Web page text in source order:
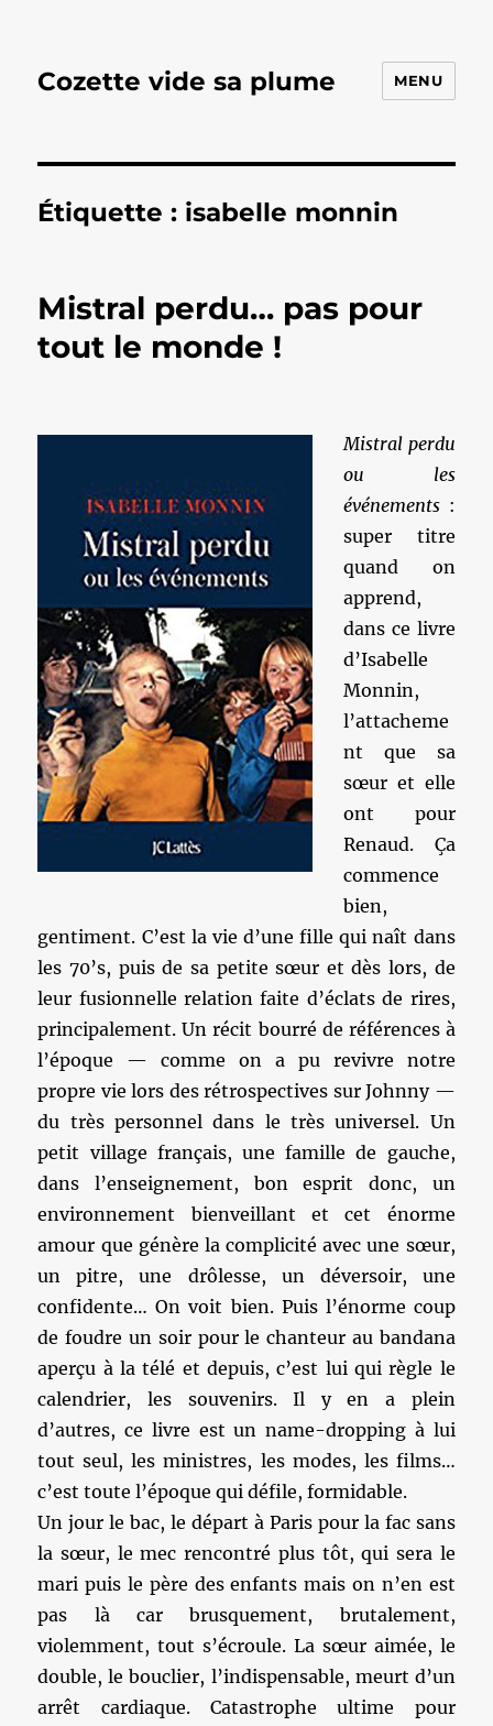
Cozette vide sa plume MENU
Étiquette : isabelle monnin
Mistral perdu… pas pour
tout le monde !
Mistral perdu
ou les
événements :
super titre
quand on
apprend,
dans ce livre
d’Isabelle
Monnin,
l’attacheme
nt que sa
sœur et elle
ont pour
Renaud. Ça
commence
bien,
gentiment. C’est la vie d’une fille qui naît dans
les 70’s, puis de sa petite sœur et dès lors, de
leur fusionnelle relation faite d’éclats de rires,
principalement. Un récit bourré de références à
l’époque — comme on a pu revivre notre
propre vie lors des rétrospectives sur Johnny —
du très personnel dans le très universel. Un
petit village français, une famille de gauche,
dans l’enseignement, bon esprit donc, un
environnement bienveillant et cet énorme
amour que génère la complicité avec une sœur,
un pitre, une drôlesse, un déversoir, une
confidente… On voit bien. Puis l’énorme coup
de foudre un soir pour le chanteur au bandana
aperçu à la télé et depuis, c’est lui qui règle le
calendrier, les souvenirs. Il y en a plein
d’autres, ce livre est un name-dropping à lui
tout seul, les ministres, les modes, les films…
c’est toute l’époque qui défile, formidable.
Un jour le bac, le départ à Paris pour la fac sans
la sœur, le mec rencontré plus tôt, qui sera le
mari puis le père des enfants mais on n’en est
pas là car brusquement, brutalement,
violemment, tout s’écroule. La sœur aimée, le
double, le bouclier, l’indispensable, meurt d’un
arrêt cardiaque. Catastrophe ultime pour